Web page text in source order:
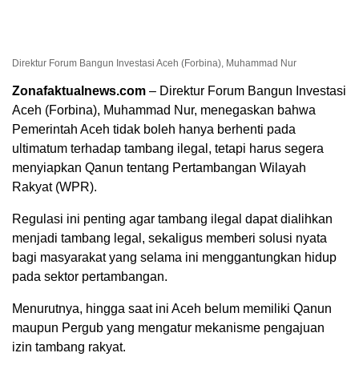
Direktur Forum Bangun Investasi Aceh (Forbina), Muhammad Nur
Zonafaktualnews.com – Direktur Forum Bangun Investasi
Aceh (Forbina), Muhammad Nur, menegaskan bahwa
Pemerintah Aceh tidak boleh hanya berhenti pada
ultimatum terhadap tambang ilegal, tetapi harus segera
menyiapkan Qanun tentang Pertambangan Wilayah
Rakyat (WPR).
Regulasi ini penting agar tambang ilegal dapat dialihkan
menjadi tambang legal, sekaligus memberi solusi nyata
bagi masyarakat yang selama ini menggantungkan hidup
pada sektor pertambangan.
Menurutnya, hingga saat ini Aceh belum memiliki Qanun
maupun Pergub yang mengatur mekanisme pengajuan
izin tambang rakyat.